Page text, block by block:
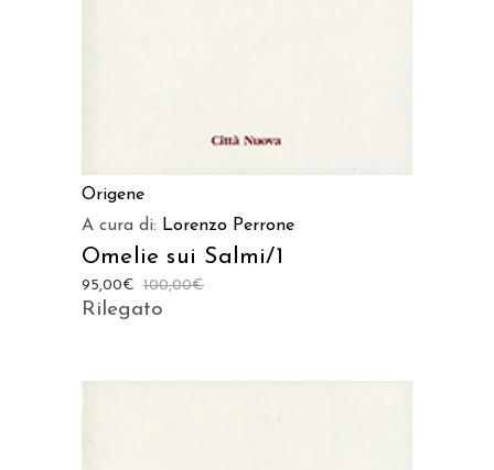
Origene
A cura di: Lorenzo Perrone
Omelie sui Salmi/1
100,00€
95,00€
Rilegato